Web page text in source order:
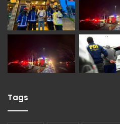
Tags